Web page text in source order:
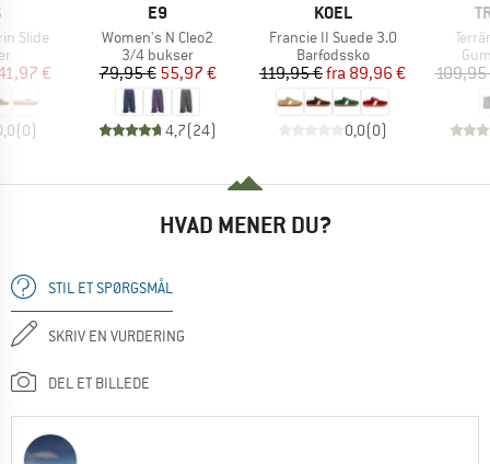
Slide
pris
€
(0)
MÆRKE
E9
Artikel
Women's N Cleo2
Produktgruppe
3/4 bukser
Pris
79,95 €Nedsat pris
55,97 €
4,7(24)
MÆRKE
KOEL
Artikel
Francie II Suede 3.0
Produktgruppe
Barfodssko
Pris
119,95 € Nedsat pris
fra 89,96 €
0,0(0)
109,95
HVAD MENER DU?
STIL ET SPØRGSMÅL
SKRIV EN VURDERING
DEL ET BILLEDE